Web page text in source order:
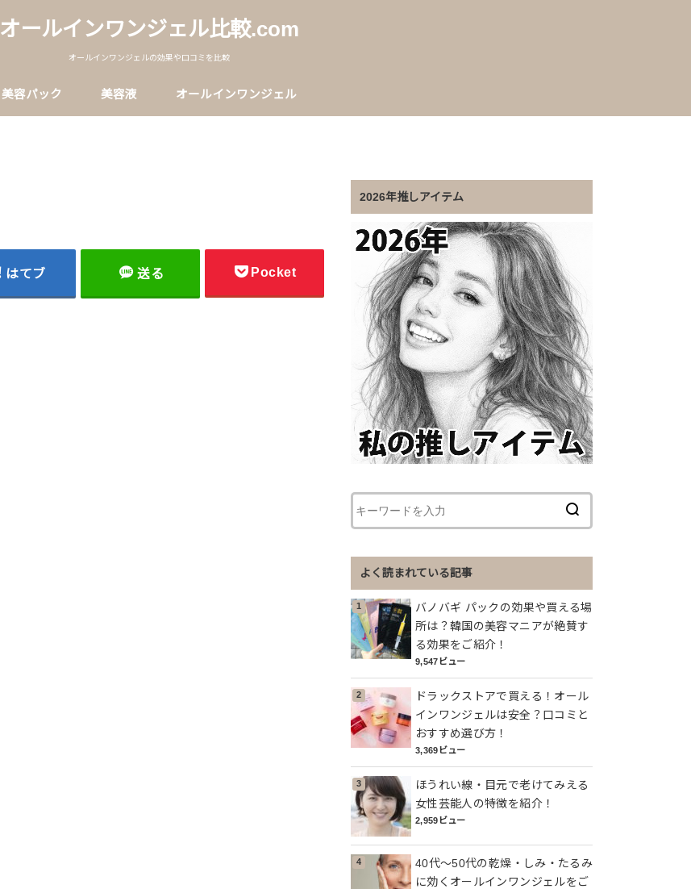
オールインワンジェル比較.com
オールインワンジェルの効果や口コミを比較
美容パック 美容液 オールインワンジェル
はてブ 送る Pocket
2026年推しアイテム
よく読まれている記事
バノバギ パックの効果や買える場
所は？韓国の美容マニアが絶賛す
る効果をご紹介！
9,547ビュー
ドラックストアで買える！オール
インワンジェルは安全？口コミと
おすすめ選び方！
3,369ビュー
ほうれい線・目元で老けてみえる
女性芸能人の特徴を紹介！
2,959ビュー
40代～50代の乾燥・しみ・たるみ
に効くオールインワンジェルをご